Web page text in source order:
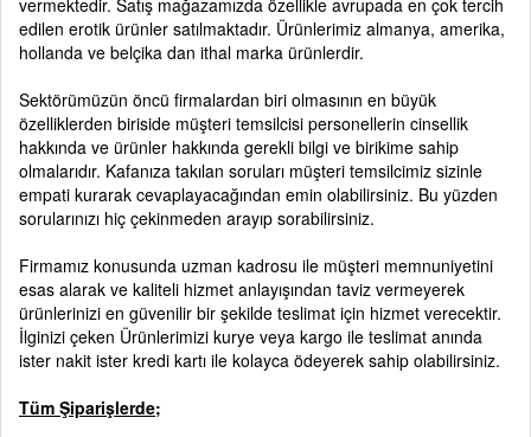
vermektedir. Satış mağazamızda özellikle avrupada en çok tercih
edilen erotik ürünler satılmaktadır. Ürünlerimiz almanya, amerika,
hollanda ve belçika dan ithal marka ürünlerdir.
Sektörümüzün öncü firmalardan biri olmasının en büyük
özelliklerden biriside müşteri temsilcisi personellerin cinsellik
hakkında ve ürünler hakkında gerekli bilgi ve birikime sahip
olmalarıdır. Kafanıza takılan soruları müşteri temsilcimiz sizinle
empati kurarak cevaplayacağından emin olabilirsiniz. Bu yüzden
sorularınızı hiç çekinmeden arayıp sorabilirsiniz.
Firmamız konusunda uzman kadrosu ile müşteri memnuniyetini
esas alarak ve kaliteli hizmet anlayışından taviz vermeyerek
ürünlerinizi en güvenilir bir şekilde teslimat için hizmet verecektir.
İlginizi çeken Ürünlerimizi kurye veya kargo ile teslimat anında
ister nakit ister kredi kartı ile kolayca ödeyerek sahip olabilirsiniz.
Tüm Şiparişlerde;